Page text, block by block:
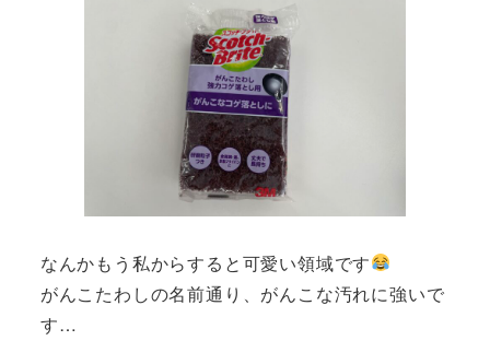
なんかもう私からすると可愛い領域です
がんこたわしの名前通り、がんこな汚れに強いで
す…